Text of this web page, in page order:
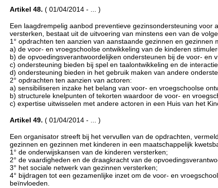
Artikel 48. ( 01/04/2014 - ... )
Een laagdrempelig aanbod preventieve gezinsondersteuning
versterken, bestaat uit de uitvoering van minstens een van de
1° opdrachten ten aanzien van aanstaande gezinnen en
a) de voor- en vroegschoolse ontwikkeling van de kinderen
b) de opvoedingsverantwoordelijken ondersteunen bij de voor- en
c) ondersteuning bieden bij spel en taalontwikkeling en de
d) ondersteuning bieden in het gebruik maken van andere
2° opdrachten ten aanzien van actoren:
a) sensibiliseren inzake het belang van voor- en vroegschoolse
b) structurele knelpunten of tekorten waardoor de voor- en
c) expertise uitwisselen met andere actoren in een Huis van het
Artikel 49. ( 01/04/2014 - ... )
Een organisator streeft bij het vervullen van de opdrachten,
gezinnen en gezinnen met kinderen in een maatschappelijk
1° de onderwijskansen van de kinderen versterken;
2° de vaardigheden en de draagkracht van de
3° het sociale netwerk van gezinnen versterken;
4° bijdragen tot een gezamenlijke inzet om de voor- en
beïnvloeden.